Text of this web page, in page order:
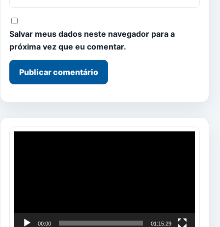
Salvar meus dados neste navegador para a
próxima vez que eu comentar.
00:00 01:15:29